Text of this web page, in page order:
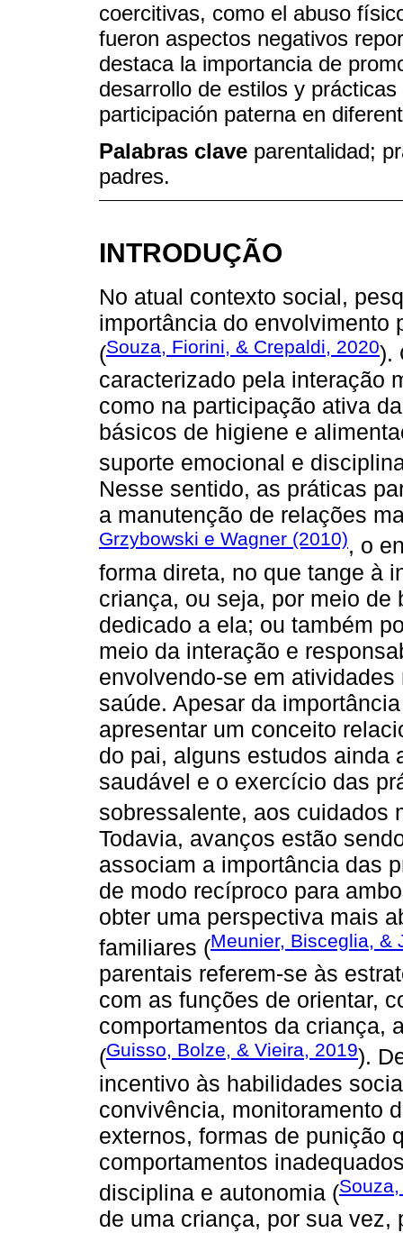
coercitivas, como el abuso
fueron aspectos negativos
destaca la importancia de
desarrollo de estilos y
participación paterna en
Palabras clave parentalidad;
padres.
INTRODUÇÃO
No atual contexto social,
importância do envolvimento
(Souza, Fiorini, & Crepaldi, 2020).
caracterizado pela interação
como na participação ativa
básicos de higiene e
suporte emocional e
Nesse sentido, as práticas
a manutenção de relações
Grzybowski e Wagner (2010), o
forma direta, no que tange à
criança, ou seja, por meio
dedicado a ela; ou também
meio da interação e
envolvendo-se em
saúde. Apesar da
apresentar um conceito
do pai, alguns estudos ainda
saudável e o exercício das
sobressalente, aos cuidados
Todavia, avanços estão
associam a importância das
de modo recíproco para
obter uma perspectiva mais
familiares (Meunier, Bisceglia, &
parentais referem-se às
com as funções de orientar,
comportamentos da criança,
(Guisso, Bolze, & Vieira, 2019).
incentivo às habilidades
convivência, monitoramento
externos, formas de punição
comportamentos
disciplina e autonomia (
de uma criança, por sua